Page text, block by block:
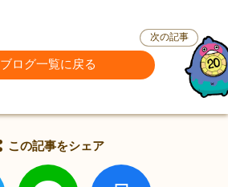
ブログ一覧に戻る
次の記事
この記事をシェア